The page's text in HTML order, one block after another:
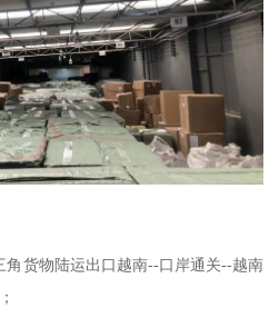
角货物陆运出口越南--口岸通关--越南